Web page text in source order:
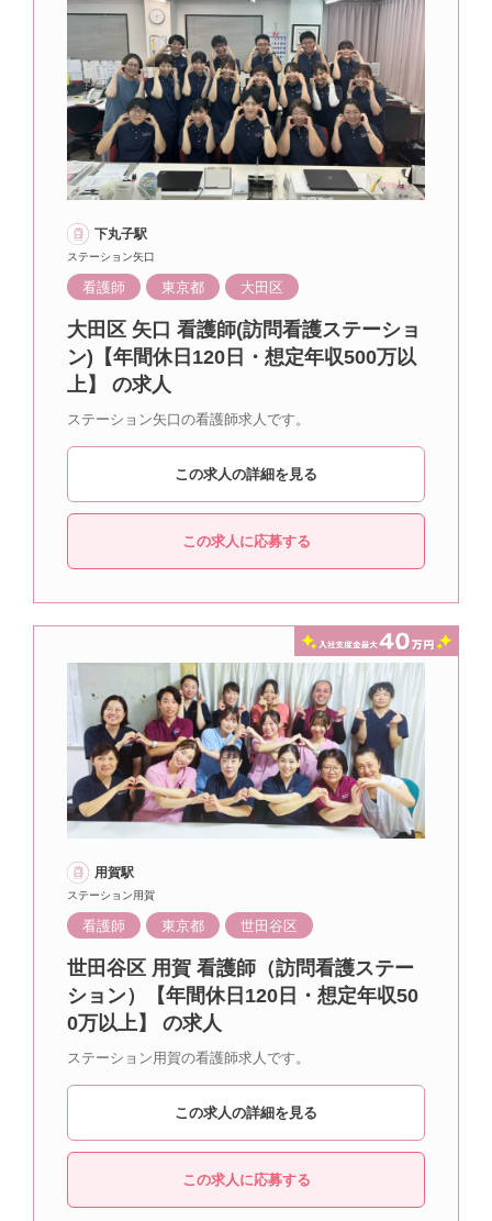
下丸子駅
ステーション矢口
看護師 東京都 大田区
大田区 矢口 看護師(訪問看護ステーショ
ン)【年間休日120日・想定年収500万以
上】 の求人
ステーション矢口の看護師求人です。
この求人の詳細を見る
この求人に応募する
用賀駅
ステーション用賀
看護師 東京都 世田谷区
世田谷区 用賀 看護師（訪問看護ステー
ション）【年間休日120日・想定年収50
0万以上】 の求人
ステーション用賀の看護師求人です。
この求人の詳細を見る
この求人に応募する